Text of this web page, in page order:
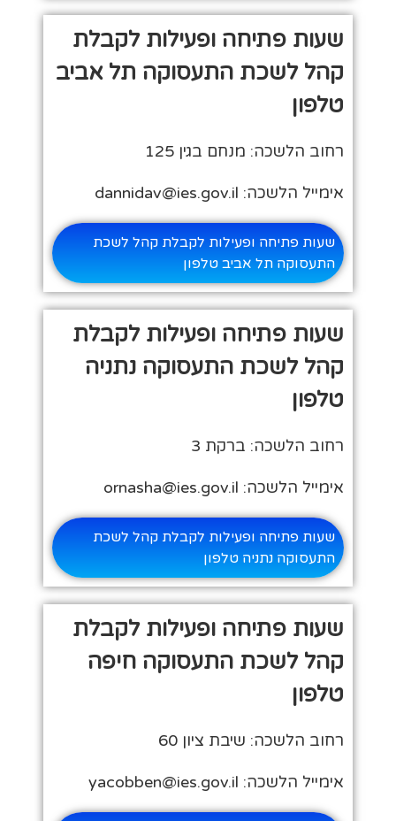
שעות פתיחה ופעילות לקבלת
קהל לשכת התעסוקה תל אביב
טלפון
רחוב הלשכה: מנחם בגין 125
אימייל הלשכה: dannidav@ies.gov.il
שעות פתיחה ופעילות לקבלת קהל לשכת
התעסוקה תל אביב טלפון
שעות פתיחה ופעילות לקבלת
קהל לשכת התעסוקה נתניה
טלפון
רחוב הלשכה: ברקת 3
אימייל הלשכה: ornasha@ies.gov.il
שעות פתיחה ופעילות לקבלת קהל לשכת
התעסוקה נתניה טלפון
שעות פתיחה ופעילות לקבלת
קהל לשכת התעסוקה חיפה
טלפון
רחוב הלשכה: שיבת ציון 60
אימייל הלשכה: yacobben@ies.gov.il